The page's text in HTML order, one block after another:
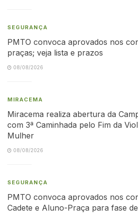
SEGURANÇA
PMTO convoca aprovados nos
praças; veja lista e prazos
08/08/2026
MIRACEMA
Miracema realiza abertura da
com 3ª Caminhada pelo Fim da
Mulher
08/08/2026
SEGURANÇA
PMTO convoca aprovados nos
Cadete e Aluno-Praça para fase